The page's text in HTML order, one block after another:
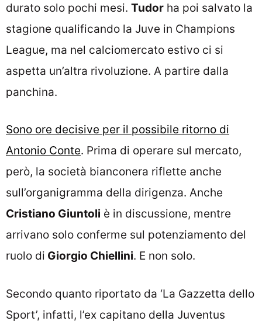
durato solo pochi mesi. Tudor ha poi salvato la
stagione qualificando la Juve in Champions
League, ma nel calciomercato estivo ci si
aspetta un’altra rivoluzione. A partire dalla
panchina.
Sono ore decisive per il possibile ritorno di
Antonio Conte. Prima di operare sul mercato,
però, la società bianconera riflette anche
sull’organigramma della dirigenza. Anche
Cristiano Giuntoli è in discussione, mentre
arrivano solo conferme sul potenziamento del
ruolo di Giorgio Chiellini. E non solo.
Secondo quanto riportato da ‘La Gazzetta dello
Sport’, infatti, l’ex capitano della Juventus